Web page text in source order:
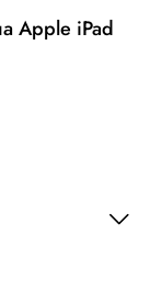
Apple iPad